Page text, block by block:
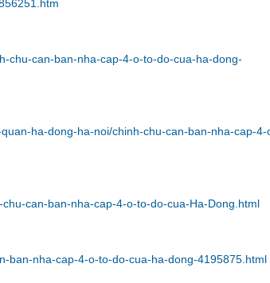
chu-can-ban-nha-cap-4-o-to-do-cua-ha-dong-
ha-dong-ha-noi/chinh-chu-can-ban-nha-cap-4-
can-ban-nha-cap-4-o-to-do-cua-Ha-Dong.html
ban-nha-cap-4-o-to-do-cua-ha-dong-4195875.html